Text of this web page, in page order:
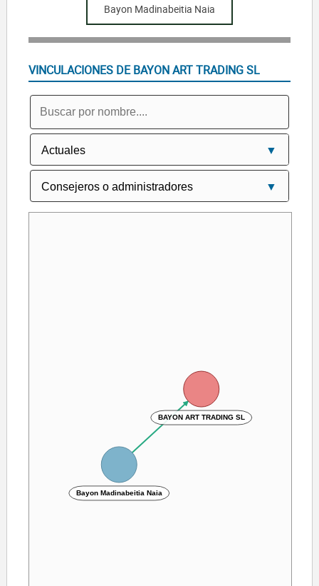
Bayon Madinabeitia Naia
VINCULACIONES DE BAYON ART TRADING SL
BAYON ART TRADING SL
Bayon Madinabeitia Naia